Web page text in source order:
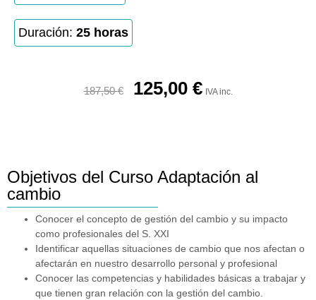
Duración: 25 horas
187,50€ 125,00 € IVA inc.
Objetivos del Curso Adaptación al
cambio
Conocer el concepto de gestión del cambio y su impacto
como profesionales del S. XXI
Identificar aquellas situaciones de cambio que nos afectan o
afectarán en nuestro desarrollo personal y profesional
Conocer las competencias y habilidades básicas a trabajar y
que tienen gran relación con la gestión del cambio.